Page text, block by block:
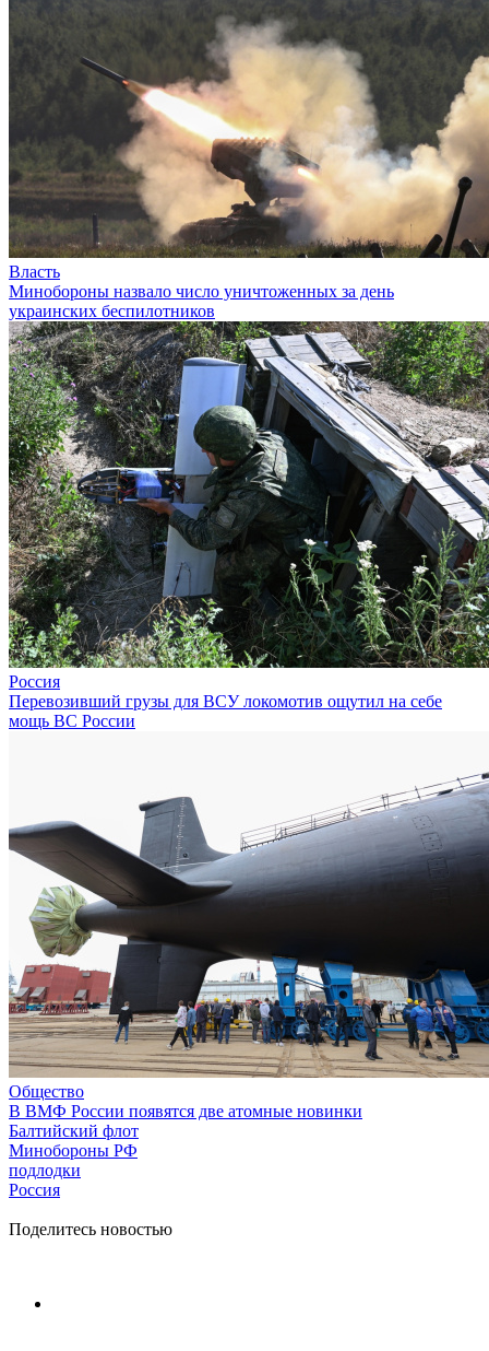
Власть
Минобороны назвало число уничтоженных за день
украинских беспилотников
Россия
Перевозивший грузы для ВСУ локомотив ощутил на себе
мощь ВС России
Общество
В ВМФ России появятся две атомные новинки
Балтийский флот
Минобороны РФ
подлодки
Россия
Поделитесь новостью